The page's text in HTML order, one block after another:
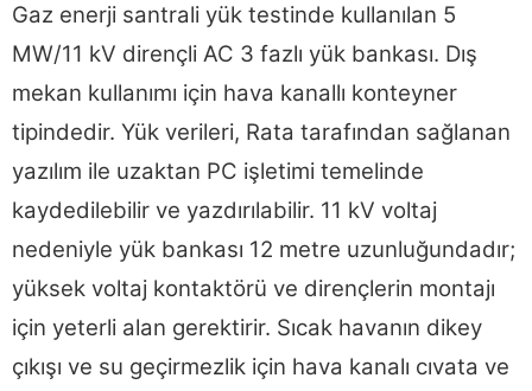
Gaz enerji santrali yük testinde kullanılan 5
MW/11 kV dirençli AC 3 fazlı yük bankası. Dış
mekan kullanımı için hava kanallı konteyner
tipindedir. Yük verileri, Rata tarafından sağlanan
yazılım ile uzaktan PC işletimi temelinde
kaydedilebilir ve yazdırılabilir. 11 kV voltaj
nedeniyle yük bankası 12 metre uzunluğundadır;
yüksek voltaj kontaktörü ve dirençlerin montajı
için yeterli alan gerektirir. Sıcak havanın dikey
çıkışı ve su geçirmezlik için hava kanalı cıvata ve